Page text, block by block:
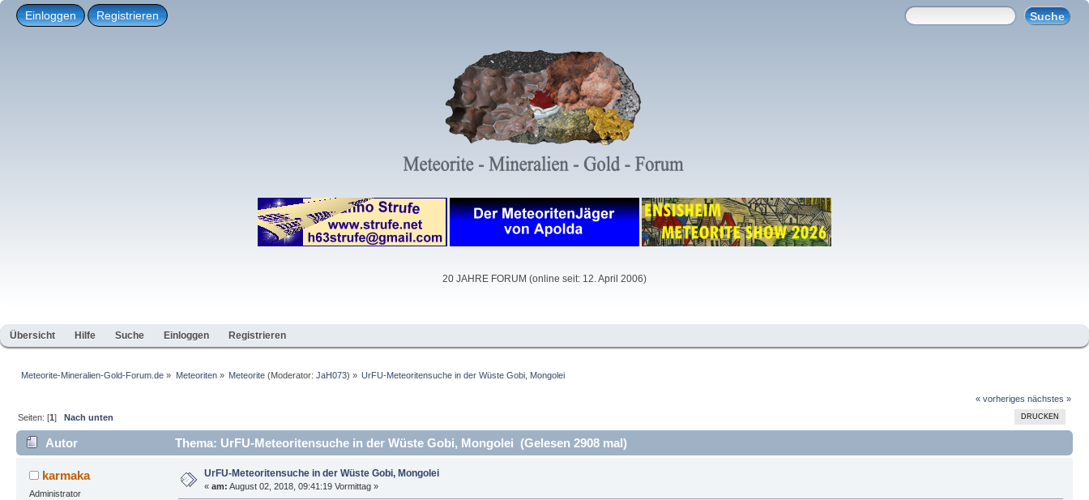
Einloggen Registrieren
20 JAHRE FORUM (online seit: 12. April 2006)
Übersicht Hilfe Suche Einloggen Registrieren
Meteorite-Mineralien-Gold-Forum.de » Meteoriten» Meteorite(Moderator: JaH073) » UrFU-Meteoritensuche in der Wüste Gobi, Mongolei
« vorheriges nächstes »
DRUCKEN
Seiten: [1]Nach unten
Autor Thema: UrFU-Meteoritensuche in der Wüste Gobi, Mongolei (Gelesen 2908 mal)
karmaka
Administrator
UrFU-Meteoritensuche in der Wüste Gobi, Mongolei
« am: August 02, 2018, 09:41:19 Vormittag »